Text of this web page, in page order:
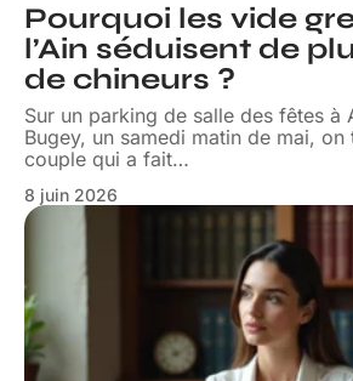
Pourquoi les vide
l’Ain séduisent de
de chineurs ?
Sur un parking de salle des fêtes à
Bugey, un samedi matin de mai, on
couple qui a fait…
8 juin 2026